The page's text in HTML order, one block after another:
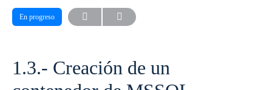
En progreso
1.3.- Creación de un